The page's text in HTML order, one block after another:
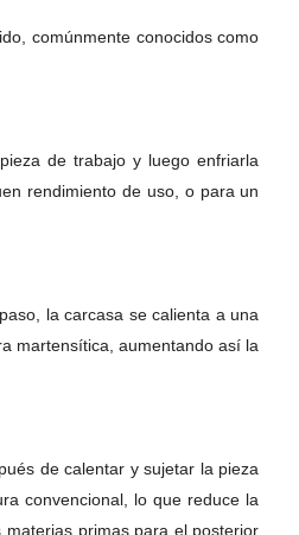
comúnmente conocidos como
de trabajo y luego enfriarla
rendimiento de uso, o para un
la carcasa se calienta a una
martensítica, aumentando así la
de calentar y sujetar la pieza
convencional, lo que reduce la
primas para el posterior